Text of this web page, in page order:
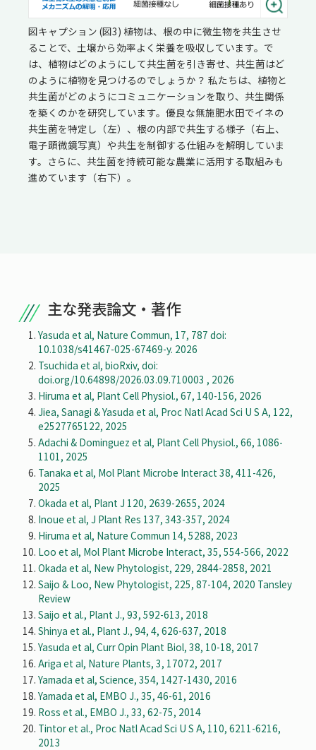
図キャプション (図3) 植物は、根の中に微生物を共生させ
ることで、土壌から効率よく栄養を吸収しています。で
は、植物はどのようにして共生菌を引き寄せ、共生菌はど
のように植物を見つけるのでしょうか？ 私たちは、植物と
共生菌がどのようにコミュニケーションを取り、共生関係
を築くのかを研究しています。優良な無施肥水田でイネの
共生菌を特定し（左）、根の内部で共生する様子（右上、
電子顕微鏡写真）や共生を制御する仕組みを解明していま
す。さらに、共生菌を持続可能な農業に活用する取組みも
進めています（右下）。
主な発表論文・著作
Yasuda et al, Nature Commun, 17, 787 doi:
10.1038/s41467-025-67469-y. 2026
Tsuchida et al, bioRxiv, doi:
doi.org/10.64898/2026.03.09.710003 , 2026
Hiruma et al, Plant Cell Physiol., 67, 140-156, 2026
Jiea, Sanagi & Yasuda et al, Proc Natl Acad Sci U S A, 122,
e2527765122, 2025
Adachi & Dominguez et al, Plant Cell Physiol., 66, 1086-
1101, 2025
Tanaka et al, Mol Plant Microbe Interact 38, 411-426,
2025
Okada et al, Plant J 120, 2639-2655, 2024
Inoue et al, J Plant Res 137, 343-357, 2024
Hiruma et al, Nature Commun 14, 5288, 2023
Loo et al, Mol Plant Microbe Interact, 35, 554-566, 2022
Okada et al, New Phytologist, 229, 2844-2858, 2021
Saijo & Loo, New Phytologist, 225, 87-104, 2020 Tansley
Review
Saijo et al., Plant J., 93, 592-613, 2018
Shinya et al., Plant J., 94, 4, 626-637, 2018
Yasuda et al, Curr Opin Plant Biol, 38, 10-18, 2017
Ariga et al, Nature Plants, 3, 17072, 2017
Yamada et al, Science, 354, 1427-1430, 2016
Yamada et al, EMBO J., 35, 46-61, 2016
Ross et al., EMBO J., 33, 62-75, 2014
Tintor et al., Proc Natl Acad Sci U S A, 110, 6211-6216,
2013